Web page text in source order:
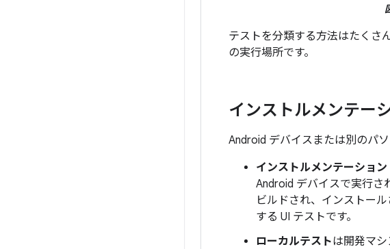
テストを分類する方法はたくさ
の実行場所です。
インストルメンテー
Android デバイスまたは別のパ
インストルメンテーション
Android デバイスで実行さ
ビルドされ、インストー
する UI テストです。
ローカルテストは開発マシ